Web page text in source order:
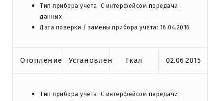
Тип прибора учета: С интерфейсом передачи
данных
Дата поверки / замены прибора учета: 16.04.2016
Отопление Установлен Гкал 02.06.2015
Тип прибора учета: С интерфейсом передачи